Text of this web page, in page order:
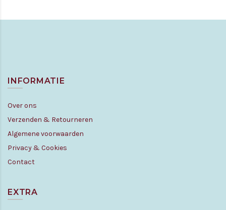
INFORMATIE
Over ons
Verzenden & Retourneren
Algemene voorwaarden
Privacy & Cookies
Contact
EXTRA